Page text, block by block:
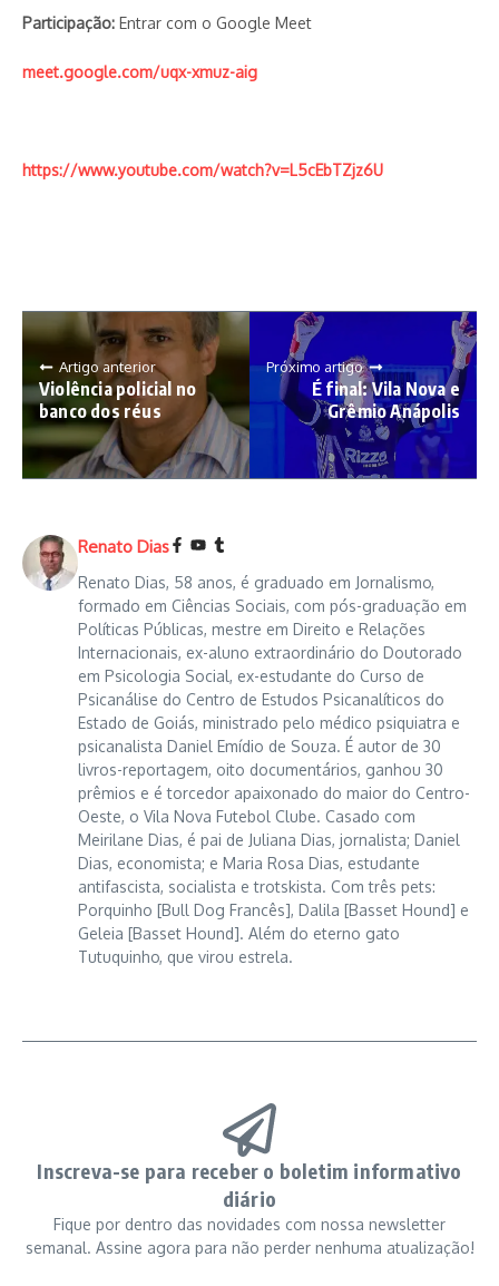
Participação: Entrar com o Google Meet
meet.google.com/uqx-xmuz-aig
https://www.youtube.com/watch?v=L5cEbTZjz6U
Artigo anterior
Violência policial no
banco dos réus
Próximo artigo
É final: Vila Nova e
Grêmio Anápolis
Renato Dias
Renato Dias, 58 anos, é graduado em Jornalismo,
formado em Ciências Sociais, com pós-graduação em
Políticas Públicas, mestre em Direito e Relações
Internacionais, ex-aluno extraordinário do Doutorado
em Psicologia Social, ex-estudante do Curso de
Psicanálise do Centro de Estudos Psicanalíticos do
Estado de Goiás, ministrado pelo médico psiquiatra e
psicanalista Daniel Emídio de Souza. É autor de 30
livros-reportagem, oito documentários, ganhou 30
prêmios e é torcedor apaixonado do maior do Centro-
Oeste, o Vila Nova Futebol Clube. Casado com
Meirilane Dias, é pai de Juliana Dias, jornalista; Daniel
Dias, economista; e Maria Rosa Dias, estudante
antifascista, socialista e trotskista. Com três pets:
Porquinho [Bull Dog Francês], Dalila [Basset Hound] e
Geleia [Basset Hound]. Além do eterno gato
Tutuquinho, que virou estrela.
Inscreva-se para receber o boletim informativo
diário
Fique por dentro das novidades com nossa newsletter
semanal. Assine agora para não perder nenhuma atualização!